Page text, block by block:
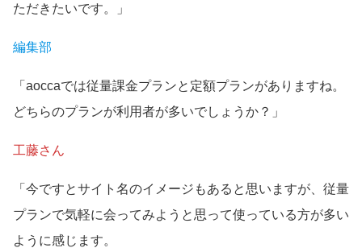
ただきたいです。」
編集部
「aoccaでは従量課金プランと定額プランがありますね。
どちらのプランが利用者が多いでしょうか？」
工藤さん
「今ですとサイト名のイメージもあると思いますが、従量
プランで気軽に会ってみようと思って使っている方が多い
ように感じます。